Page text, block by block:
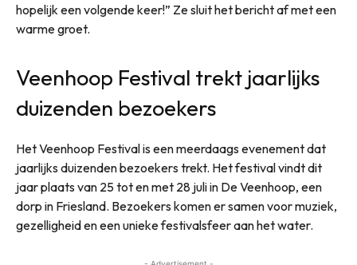
hopelijk een volgende keer!” Ze sluit het bericht af met een
warme groet.
Veenhoop Festival trekt jaarlijks
duizenden bezoekers
Het Veenhoop Festival is een meerdaags evenement dat
jaarlijks duizenden bezoekers trekt. Het festival vindt dit
jaar plaats van 25 tot en met 28 juli in De Veenhoop, een
dorp in Friesland. Bezoekers komen er samen voor muziek,
gezelligheid en een unieke festivalsfeer aan het water.